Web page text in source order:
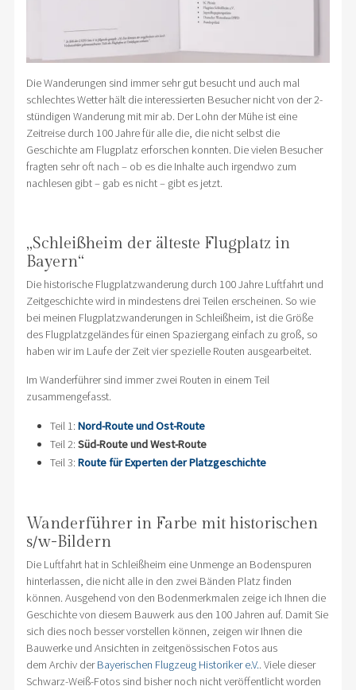
Die Wanderungen sind immer sehr gut besucht und auch mal
schlechtes Wetter hält die interessierten Besucher nicht von der 2-
stündigen Wanderung mit mir ab. Der Lohn der Mühe ist eine
Zeitreise durch 100 Jahre für alle die, die nicht selbst die
Geschichte am Flugplatz erforschen konnten. Die vielen Besucher
fragten sehr oft nach – ob es die Inhalte auch irgendwo zum
nachlesen gibt – gab es nicht – gibt es jetzt.
„Schleißheim der älteste Flugplatz in
Bayern“
Die historische Flugplatzwanderung durch 100 Jahre Luftfahrt und
Zeitgeschichte wird in mindestens drei Teilen erscheinen. So wie
bei meinen Flugplatzwanderungen in Schleißheim, ist die Größe
des Flugplatzgeländes für einen Spaziergang einfach zu groß, so
haben wir im Laufe der Zeit vier spezielle Routen ausgearbeitet.
Im Wanderführer sind immer zwei Routen in einem Teil
zusammengefasst.
Teil 1: Nord-Route und Ost-Route
Teil 2: Süd-Route und West-Route
Teil 3: Route für Experten der Platzgeschichte
Wanderführer in Farbe mit historischen
s/w-Bildern
Die Luftfahrt hat in Schleißheim eine Unmenge an Bodenspuren
hinterlassen, die nicht alle in den zwei Bänden Platz finden
können. Ausgehend von den Bodenmerkmalen zeige ich Ihnen die
Geschichte von diesem Bauwerk aus den 100 Jahren auf. Damit Sie
sich dies noch besser vorstellen können, zeigen wir Ihnen die
Bauwerke und Ansichten in zeitgenössischen Fotos aus
dem Archiv derBayerischen Flugzeug Historiker e.V.. Viele dieser
Schwarz-Weiß-Fotos sind bisher noch nicht veröffentlicht worden